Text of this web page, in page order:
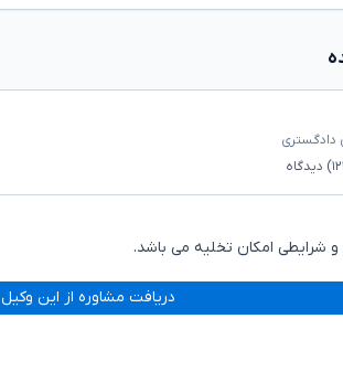
دادگستری
دیدگاه
شرایطی امکان تخلیه می باشد.
دریافت مشاوره از این وکیل